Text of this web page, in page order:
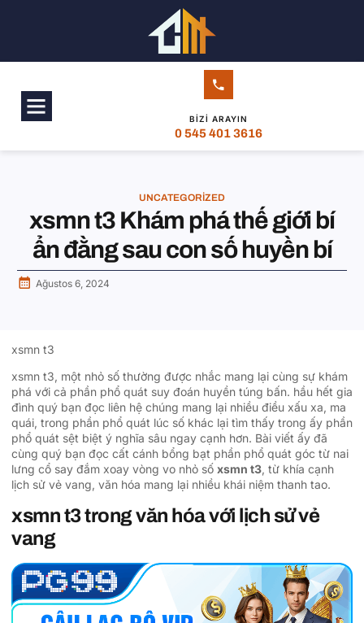
BIZI ARAYIN
0 545 401 3616
UNCATEGORIZED
xsmn t3 Khám phá thế giới bí
ẩn đằng sau con số huyền bí
Ağustos 6, 2024
xsmn t3
xsmn t3, một nhỏ số thường được nhắc mang lại cùng sự khám
phá với cả phần phổ quát suy đoán huyền túng bấn. hầu hết gia
đình quý bạn đọc liên hệ chúng mang lại nhiều điều xấu xa, ma
quái, trong phần phổ quát lúc số khác lại tìm thấy trong ấy phần
phổ quát sệt biệt ý nghĩa sâu ngay cạnh hơn. Bài viết ấy đã
cùng quý bạn đọc cất cánh bổng bạt phần phổ quát góc từ nai
lưng cổ say đắm xoay vòng vo nhỏ số xsmn t3, từ khía cạnh
lịch sử vẻ vang, văn hóa mang lại nhiều khái niệm thanh tao.
xsmn t3 trong văn hóa với lịch sử vẻ
vang